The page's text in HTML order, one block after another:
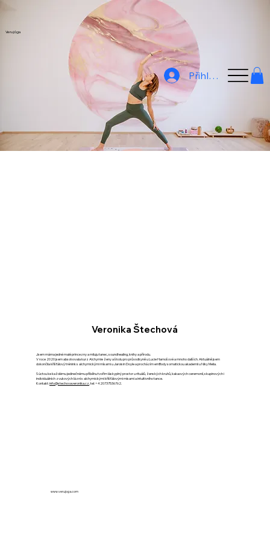
Veru jóga
Přihlásit
Veronika Štechová
Jsem máma jedné malé princezny a miluju tanec, soundhealing, knihy a přírodu.
V roce 2020 jsem absolvovala kurz Alchymie ženy a školu pro průvodkyně u Lucie Harnošové a mnoho dalších. Aktuálně jsem
dokončila křišťálový trénink s alchymickými mísami u Jaroisin Doyle a procházím emBody somatickou akademii u Niky Melia.
S úctou ke každému jedinečnému příběhu tvořím láskyplný prostor u rituálů, ženských kruhů, kakaových ceremonií, skupinových i
individuálních zvukových lázní s alchymickými křišťálovými mísami a intuitivního tance.
Kontakt:info@stechovaveronika.cz , tel: +420737536762.
www.verujoga.com